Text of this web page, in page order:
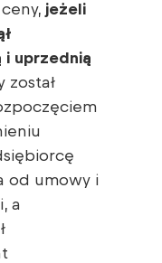
jeżeli
i uprzednią
został
od umowy i
a